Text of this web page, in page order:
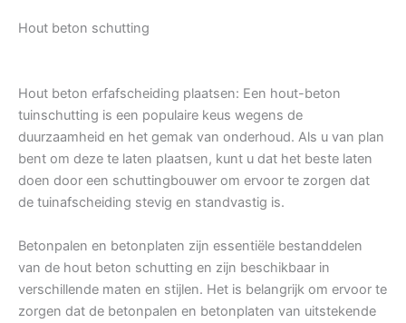
Hout beton schutting
Hout beton erfafscheiding plaatsen: Een hout-beton
tuinschutting is een populaire keus wegens de
duurzaamheid en het gemak van onderhoud. Als u van plan
bent om deze te laten plaatsen, kunt u dat het beste laten
doen door een schuttingbouwer om ervoor te zorgen dat
de tuinafscheiding stevig en standvastig is.
Betonpalen en betonplaten zijn essentiële bestanddelen
van de hout beton schutting en zijn beschikbaar in
verschillende maten en stijlen. Het is belangrijk om ervoor te
zorgen dat de betonpalen en betonplaten van uitstekende